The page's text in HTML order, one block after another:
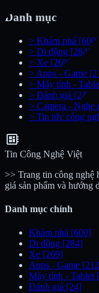
Danh mục
> Khám phá [600]
> Di động [284]
> Xe [269]
> Apps - Game
> Máy tính -
> Đánh giá [24]
> Camera - Nghe
> Tin tức công
developer_board
Tin Công Nghệ Việt
>> Trang tin công nghệ
giá sản phẩm và hướng
Danh mục chính
Khám phá [600]
Di động [284]
Xe [269]
Apps - Game
Máy tính - Tablet
Đánh giá [24]